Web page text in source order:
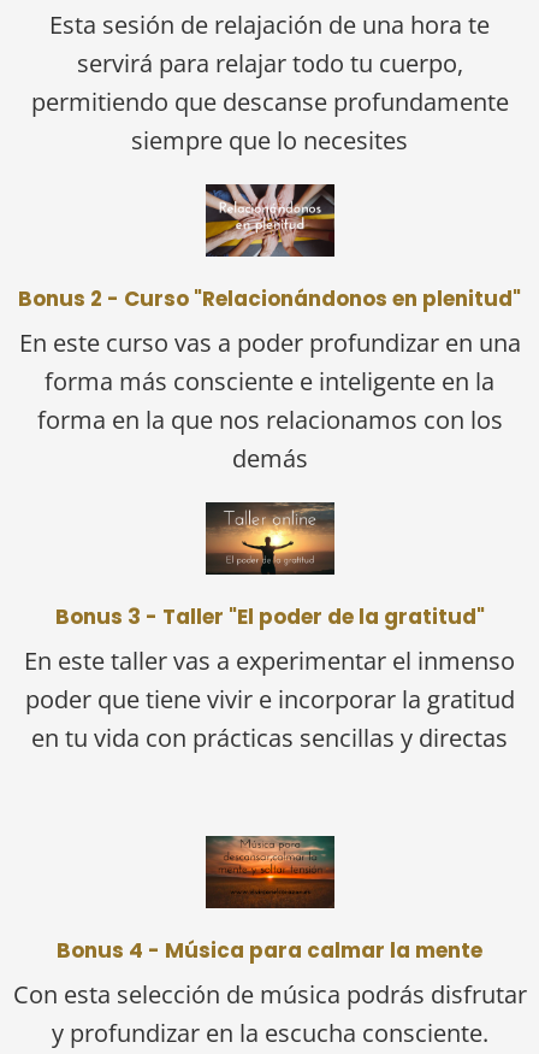
Esta sesión de relajación de una hora te
servirá para relajar todo tu cuerpo,
permitiendo que descanse profundamente
siempre que lo necesites
Bonus 2 - Curso "Relacionándonos en plenitud"
En este curso vas a poder profundizar en una
forma más consciente e inteligente en la
forma en la que nos relacionamos con los
demás
Bonus 3 - Taller "El poder de la gratitud"
En este taller vas a experimentar el inmenso
poder que tiene vivir e incorporar la gratitud
en tu vida con prácticas sencillas y directas
Bonus 4 - Música para calmar la mente
Con esta selección de música podrás disfrutar
y profundizar en la escucha consciente.